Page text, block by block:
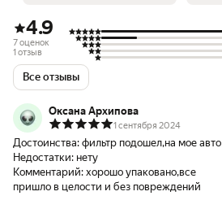
4.9
7 оценок
1 отзыв
Все отзывы
Оксана Архипова
1 сентября 2024
Достоинства: фильтр подошел,на мое авто
Недостатки: нету
Комментарий: хорошо упаковано,все
пришло в целости и без повреждений